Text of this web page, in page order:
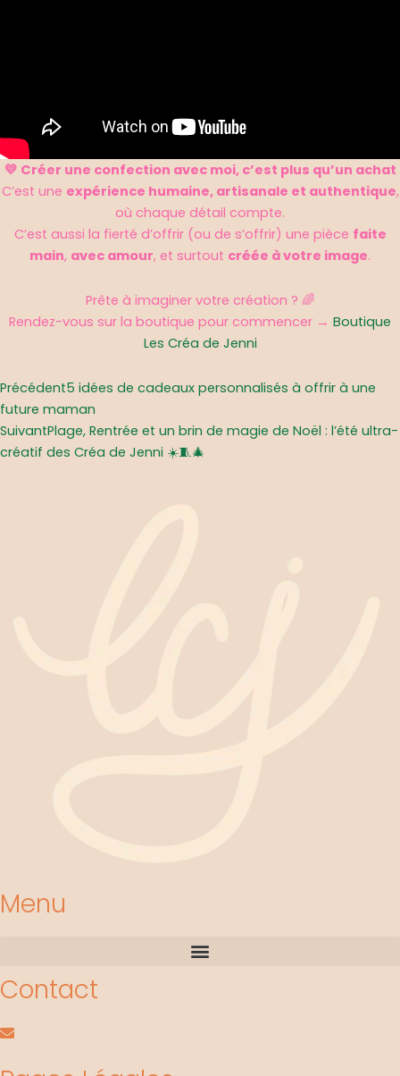
💛 Créer une confection avec moi, c’est plus qu’un achat
C’est une expérience humaine, artisanale et authentique,
où chaque détail compte.
C’est aussi la fierté d’offrir (ou de s’offrir) une pièce faite
main, avec amour, et surtout créée à votre image.
Prête à imaginer votre création ? 🌈
Rendez-vous sur la boutique pour commencer → Boutique
Les Créa de Jenni
Précédent
Précédent5 idées de cadeaux personnalisés à offrir à une
future maman
SuivantPlage, Rentrée et un brin de magie de Noël : l’été ultra-
créatif des Créa de Jenni ☀️🧵🎄
Suivant
Menu
Contact